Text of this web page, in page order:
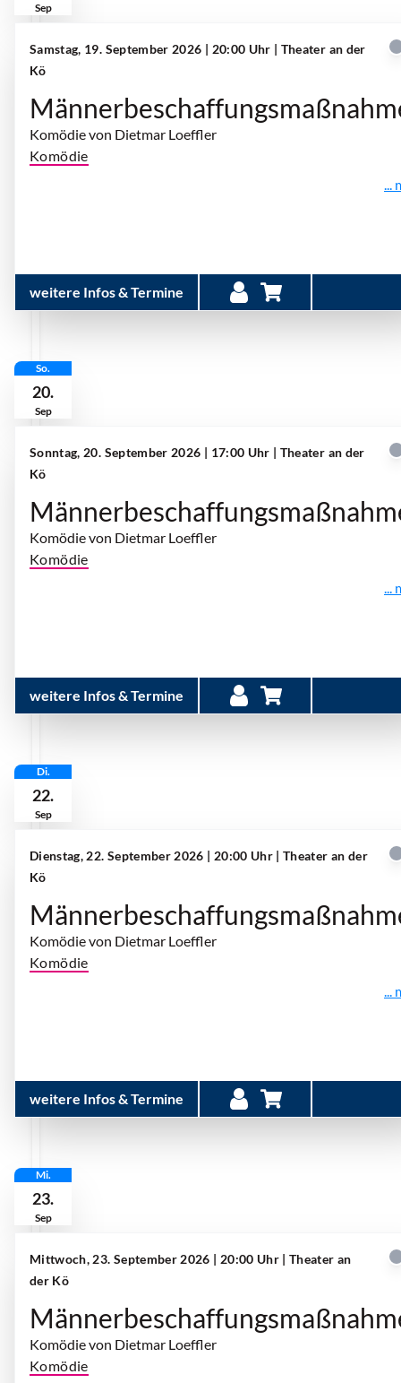
Sep
Samstag, 19. September 2026 | 20:00 Uhr | Theater an der
Kö
Komödie von Dietmar Loeffler
Komödie
...
weitere Infos & Termine
So.
20.
Sep
Sonntag, 20. September 2026 | 17:00 Uhr | Theater an der
Kö
Komödie von Dietmar Loeffler
Komödie
...
weitere Infos & Termine
Di.
22.
Sep
Dienstag, 22. September 2026 | 20:00 Uhr | Theater an der
Kö
Komödie von Dietmar Loeffler
Komödie
...
weitere Infos & Termine
Mi.
23.
Sep
Mittwoch, 23. September 2026 | 20:00 Uhr | Theater an
der Kö
Komödie von Dietmar Loeffler
Komödie